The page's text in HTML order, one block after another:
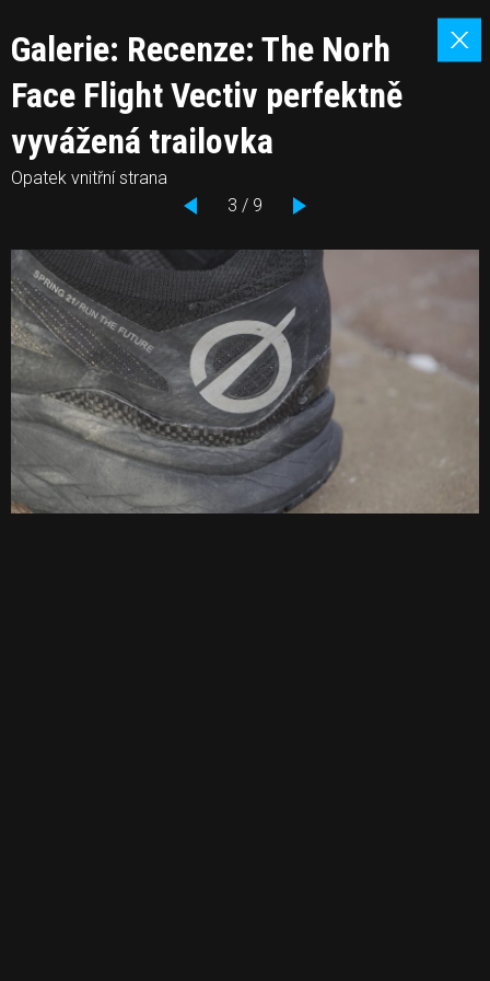
Galerie: Recenze: The Norh
Face Flight Vectiv perfektně
vyvážená trailovka
Opatek vnitřní strana
3 / 9